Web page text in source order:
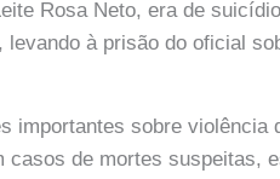
Rosa Neto, era de
levando à prisão do oficial
importantes sobre violência
de mortes suspeitas,